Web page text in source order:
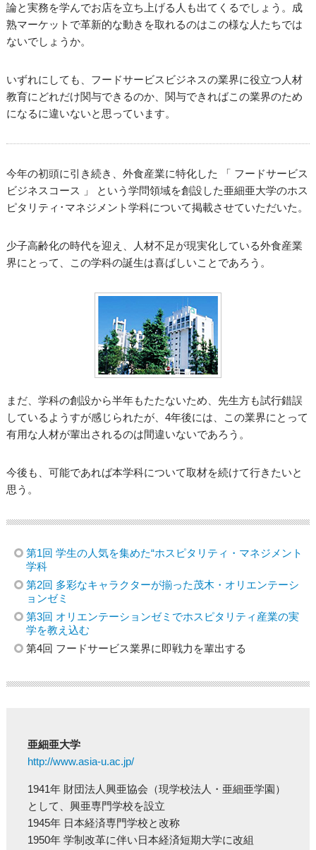
論と実務を学んでお店を立ち上げる人も出てくるでしょう。成
熟マーケットで革新的な動きを取れるのはこの様な人たちでは
ないでしょうか。
いずれにしても、フードサービスビジネスの業界に役立つ人材
教育にどれだけ関与できるのか、関与できればこの業界のため
になるに違いないと思っています。
今年の初頭に引き続き、外食産業に特化した 「 フードサービス
ビジネスコース 」 という学問領域を創設した亜細亜大学のホス
ピタリティ･マネジメント学科について掲載させていただいた。
少子高齢化の時代を迎え、人材不足が現実化している外食産業
界にとって、この学科の誕生は喜ばしいことであろう。
まだ、学科の創設から半年もたたないため、先生方も試行錯誤
しているようすが感じられたが、4年後には、この業界にとって
有用な人材が輩出されるのは間違いないであろう。
今後も、可能であれば本学科について取材を続けて行きたいと
思う。
第1回 学生の人気を集めた“ホスピタリティ・マネジメント
学科
第2回 多彩なキャラクターが揃った茂木・オリエンテーシ
ョンゼミ
第3回 オリエンテーションゼミでホスピタリティ産業の実
学を教え込む
第4回 フードサービス業界に即戦力を輩出する
亜細亜大学
http://www.asia-u.ac.jp/
1941年 財団法人興亜協会（現学校法人・亜細亜学園）
として、興亜専門学校を設立
1945年 日本経済専門学校と改称
1950年 学制改革に伴い日本経済短期大学に改組